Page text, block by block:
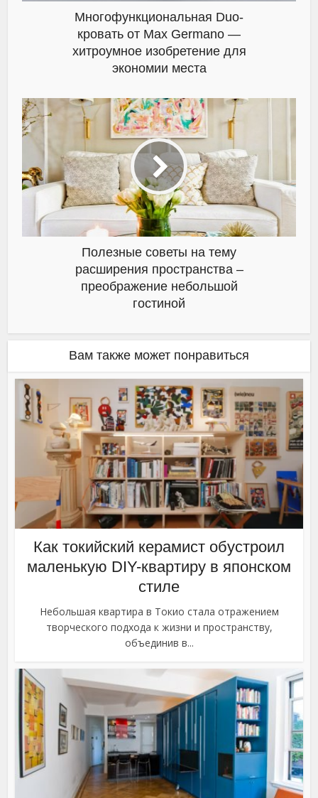
Многофункциональная Duo-
кровать от Max Germano —
хитроумное изобретение для
экономии места
Полезные советы на тему
расширения пространства –
преображение небольшой
гостиной
Вам также может понравиться
Как токийский керамист обустроил
маленькую DIY-квартиру в японском
стиле
Небольшая квартира в Токио стала отражением
творческого подхода к жизни и пространству,
объединив в...